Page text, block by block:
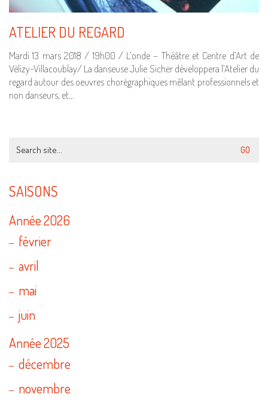
ATELIER DU REGARD
Mardi 13 mars 2018 / 19h00 / L’onde – Théâtre et Centre d’Art de
Vélizy-Villacoublay/ La danseuse Julie Sicher développera l’Atelier du
regard autour des oeuvres chorégraphiques mêlant professionnels et
non danseurs, et…
for:
SAISONS
Année 2026
février
avril
mai
juin
Année 2025
décembre
novembre